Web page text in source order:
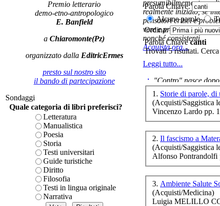
Premio letterario
demo-etno-antropologico
E. Banfield
a Chiaromonte(Pz)
organizzato dalla EditricErmes
presto sul nostro sito
il bando di partecipazione
Sondaggi
Quale categoria di libri preferisci?
Letteratura
Manualistica
Poesia
Storia
Testi universitari
Guide turistiche
Diritto
Filosofia
Testi in lingua originale
Narrativa
presumibilmemente
realmente iniziato, se
pensatori critici e
vere e proprie correnti
nonché consistenti.
Acquista ora...
Leggi tutto...
"Contro" nasce
cominciato con la
ripensaremarx. i saggi
questa collaborazione
è teorica, sempre però
presente fase.
Acquista ora...
A feed could not be
http://www.lastampa.it/
Parola Chiave:
Alcune parole
Ordina:
Parola Chiavecanti
Trovati 5 risultati.
1. Storie di parole,
(Acquisti/Saggistica
Vincenzo Lardo pp.
2. Il fascismo a
(Acquisti/Saggistica
Alfonso Pontrandolfi
3. Ambiente Salute
(Acquisti/Medicina)
Luigia MELILLO